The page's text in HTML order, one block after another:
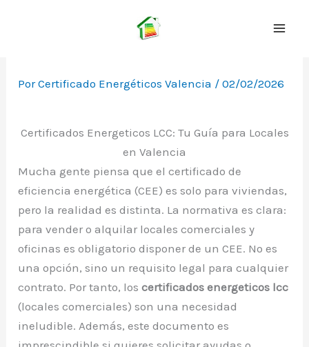
PorCertificado Energéticos Valencia /02/02/2026
Certificados Energeticos LCC: Tu Guía para Locales
en Valencia
Mucha gente piensa que el certificado de
eficiencia energética (CEE) es solo para viviendas,
pero la realidad es distinta. La normativa es clara:
para vender o alquilar locales comerciales y
oficinas es obligatorio disponer de un CEE. No es
una opción, sino un requisito legal para cualquier
contrato. Por tanto, loscertificados energeticos lcc
(locales comerciales) son una necesidad
ineludible. Además, este documento es